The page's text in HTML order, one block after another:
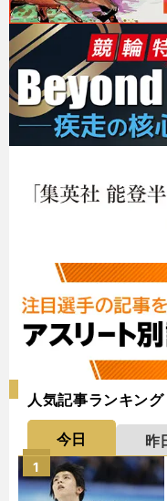
人気記事ランキング
今日 昨
1